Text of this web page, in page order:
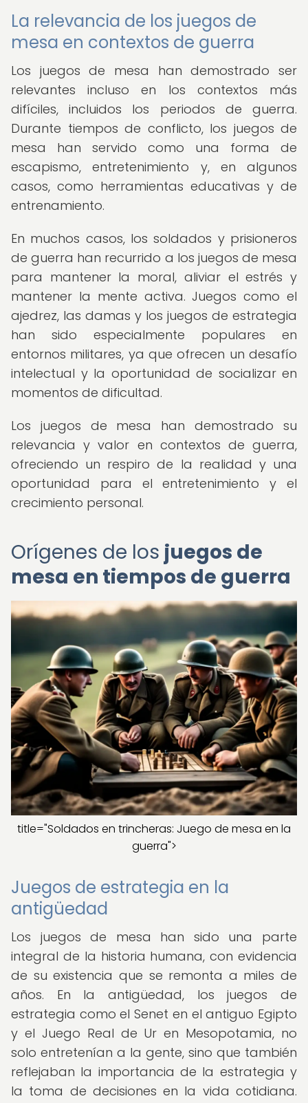
La relevancia de los juegos de
mesa en contextos de guerra
Los juegos de mesa han demostrado ser
relevantes incluso en los contextos más
difíciles, incluidos los periodos de guerra.
Durante tiempos de conflicto, los juegos de
mesa han servido como una forma de
escapismo, entretenimiento y, en algunos
casos, como herramientas educativas y de
entrenamiento.
En muchos casos, los soldados y prisioneros
de guerra han recurrido a los juegos de mesa
para mantener la moral, aliviar el estrés y
mantener la mente activa. Juegos como el
ajedrez, las damas y los juegos de estrategia
han sido especialmente populares en
entornos militares, ya que ofrecen un desafío
intelectual y la oportunidad de socializar en
momentos de dificultad.
Los juegos de mesa han demostrado su
relevancia y valor en contextos de guerra,
ofreciendo un respiro de la realidad y una
oportunidad para el entretenimiento y el
crecimiento personal.
Orígenes de los juegos de
mesa en tiempos de guerra
title="Soldados en trincheras: Juego de mesa en la
guerra">
Juegos de estrategia en la
antigüedad
Los juegos de mesa han sido una parte
integral de la historia humana, con evidencia
de su existencia que se remonta a miles de
años. En la antigüedad, los juegos de
estrategia como el Senet en el antiguo Egipto
y el Juego Real de Ur en Mesopotamia, no
solo entretenían a la gente, sino que también
reflejaban la importancia de la estrategia y
la toma de decisiones en la vida cotidiana.